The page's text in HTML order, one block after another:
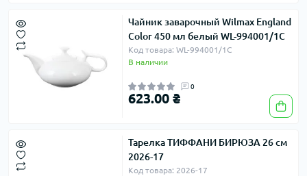
Чайник заварочный Wilmax England
Color 450 мл белый WL-994001/1C
Код товара: WL-994001/1C
В наличии
0
623.00 ₴
Тарелка ТИФФАНИ БИРЮЗА 26 см
2026-17
Код товара: 2026-17